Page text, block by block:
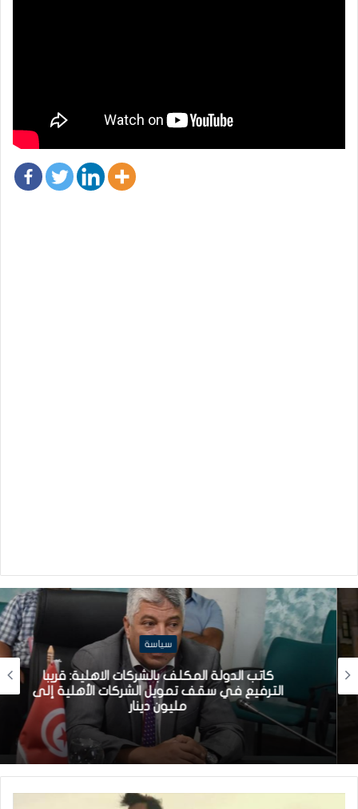
سياسة
كاتب الدولة المكلف بالشركات الاهلية: قريبا
الترفيع في سقف تمويل الشركات الأهلية إلى
مليون دينار